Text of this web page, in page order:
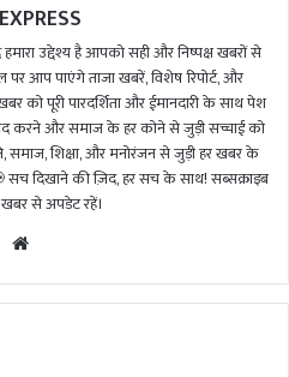
उद्देश्य है आपको सही और निष्पक्ष खबरों से
आप पाएंगे ताजा खबरें, विशेष रिपोर्ट, और
को पूरी पारदर्शिता और ईमानदारी के साथ पेश
करने और समाज के हर कोने से जुड़ी सच्चाई को
समाज, शिक्षा, और मनोरंजन से जुड़ी हर खबर के
दिखाने की ज़िद, हर सच के साथ! सब्सक्राइब
से अपडेट रहें।
te